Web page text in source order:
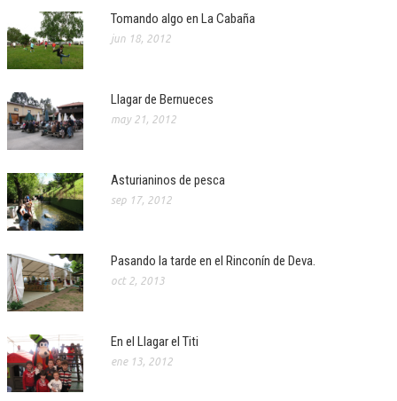
Tomando algo en La Cabaña
jun 18, 2012
Llagar de Bernueces
may 21, 2012
Asturianinos de pesca
sep 17, 2012
Pasando la tarde en el Rinconín de Deva.
oct 2, 2013
En el Llagar el Titi
ene 13, 2012